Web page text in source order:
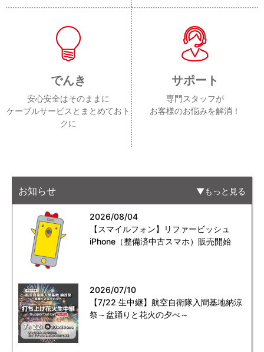
でんき
安心安全はそのままに
ケーブルサービスとまとめておト
クに
サポート
専門スタッフが
お客様のお悩みを解消！
お知らせ もっと見る
2026/08/04
【スマイルフォン】リファービッシュ
iPhone（整備済中古スマホ）販売開始
2026/07/10
【7/22 生中継】航空自衛隊入間基地納涼
祭～盆踊りと花火の夕べ～